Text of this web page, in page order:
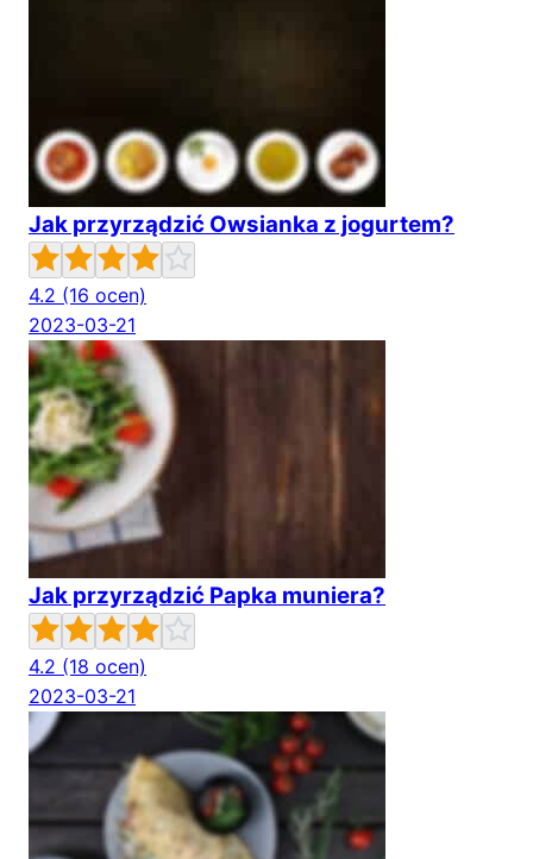
Jak przyrządzić Owsianka z jogurtem?
4.2 (16 ocen)
2023-03-21
Jak przyrządzić Papka muniera?
4.2 (18 ocen)
2023-03-21